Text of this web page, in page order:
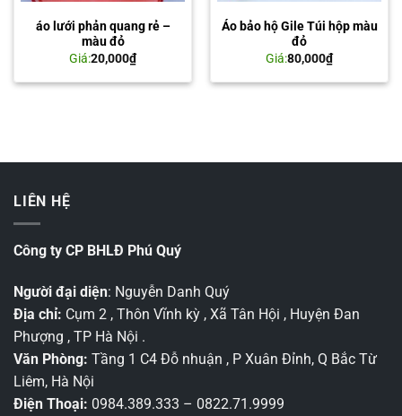
áo lưới phản quang rẻ –
màu đỏ
Giá:20,000₫
Áo bảo hộ Gile Túi hộp màu
đỏ
Giá:80,000₫
LIÊN HỆ
Công ty CP BHLĐ Phú Quý
Người đại diện: Nguyễn Danh Quý
Địa chỉ: Cụm 2 , Thôn Vĩnh kỳ , Xã Tân Hội , Huyện Đan
Phượng , TP Hà Nội .
Văn Phòng: Tầng 1 C4 Đỗ nhuận , P Xuân Đỉnh, Q Bắc Từ
Liêm, Hà Nội
Điện Thoại: 0984.389.333 – 0822.71.9999